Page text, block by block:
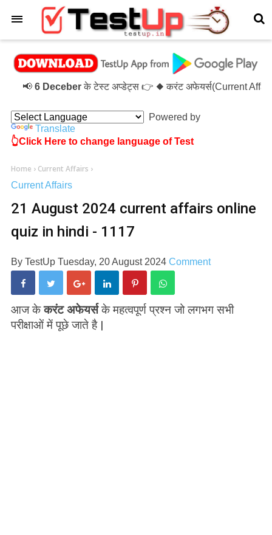
6 Deceberके टेस्ट अप्डेट्स 👉 ◆ करंट अफेयर्स(Current Affairs)-
Powered by
Translate
👆Click Here to change language of Test
Home › Current Affairs ›
Current Affairs
21 August 2024 current affairs online
quiz in hindi - 1117
By TestUp Tuesday, 20 August 2024 Comment
आज केकरंट अफेयर्सके महत्वपूर्ण प्रश्न जो लगभग सभी
परीक्षाओं में पूछे जाते है |